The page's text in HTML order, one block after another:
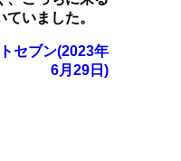
いました。
セブン(2023年
6月29日)